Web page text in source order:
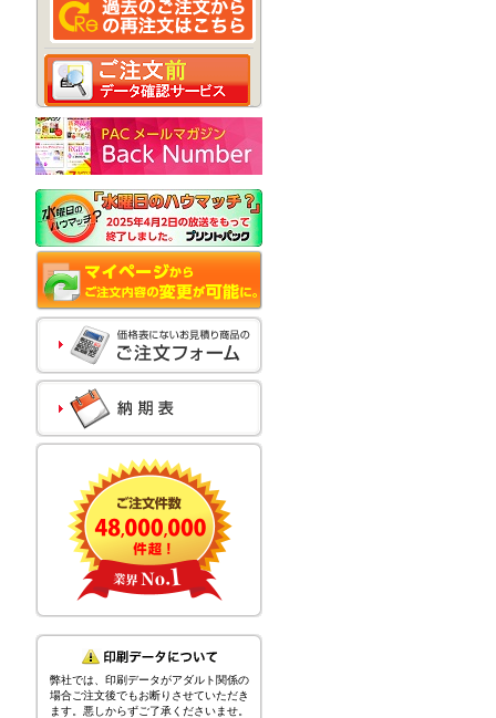
弊社では、印刷データがアダルト関係の
場合ご注文後でもお断りさせていただき
ます。悪しからずご了承くださいませ。